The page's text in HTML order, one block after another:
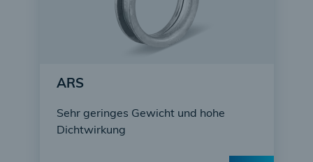
ARS
Sehr geringes Gewicht und hohe
Dichtwirkung